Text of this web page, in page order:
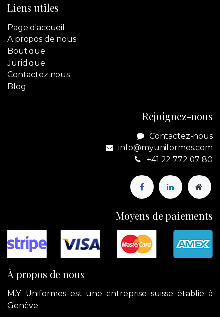
Liens utiles
Page d'accueil
A propos de nous
Boutique
Juridique
Contactez nous
Blog
Rejoignez-nous
Contactez-nous
info@myuniformes.com
+41 22 772 07 80
Moyens de paiements
À propos de nous
M.Y. Uniformes est une entreprise suisse établie à
Genève.